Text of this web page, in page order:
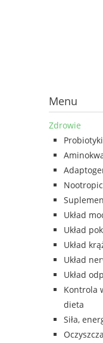
Menu
Zdrowie
Probiotyki
Układ
Układ
Układ
Układ
Układ
Kontrola
dieta
Siła,